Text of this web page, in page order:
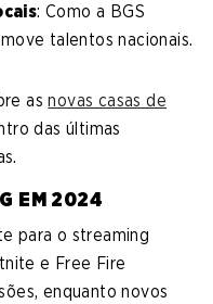
: Como a BGS
talentos nacionais.
asnovas casas de
das últimas
EM 2024
para o streaming
e Free Fire
enquanto novos